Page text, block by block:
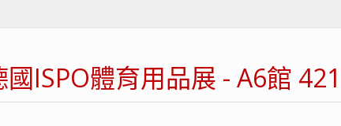
ISPO體育用品展 - A6館 421